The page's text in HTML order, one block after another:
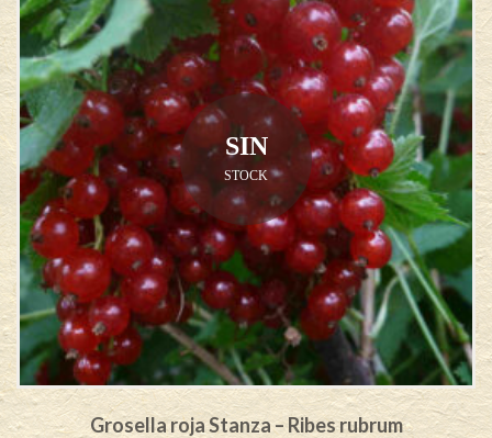
SIN
STOCK
Grosella roja Stanza – Ribes rubrum